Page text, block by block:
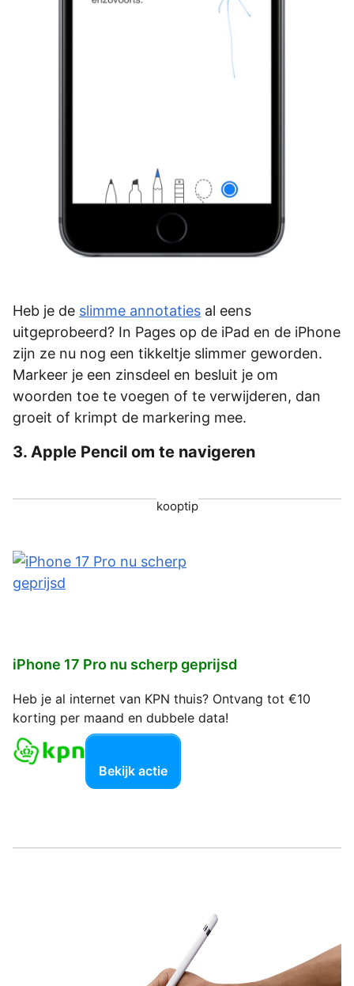
Heb je de slimme annotaties al eens
uitgeprobeerd? In Pages op de iPad en de iPhone
zijn ze nu nog een tikkeltje slimmer geworden.
Markeer je een zinsdeel en besluit je om
woorden toe te voegen of te verwijderen, dan
groeit of krimpt de markering mee.
3. Apple Pencil om te navigeren
kooptip
iPhone 17 Pro nu scherp geprijsd
Heb je al internet van KPN thuis? Ontvang tot €10
korting per maand en dubbele data!
Bekijk actie